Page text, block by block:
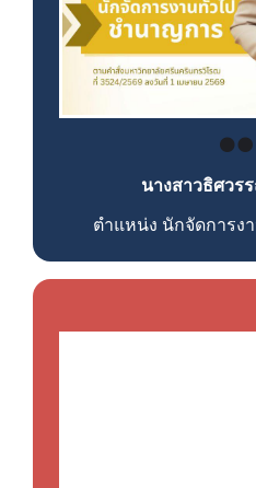
นางสาวธิศวร
ตำแหน่ง นักจัดการง